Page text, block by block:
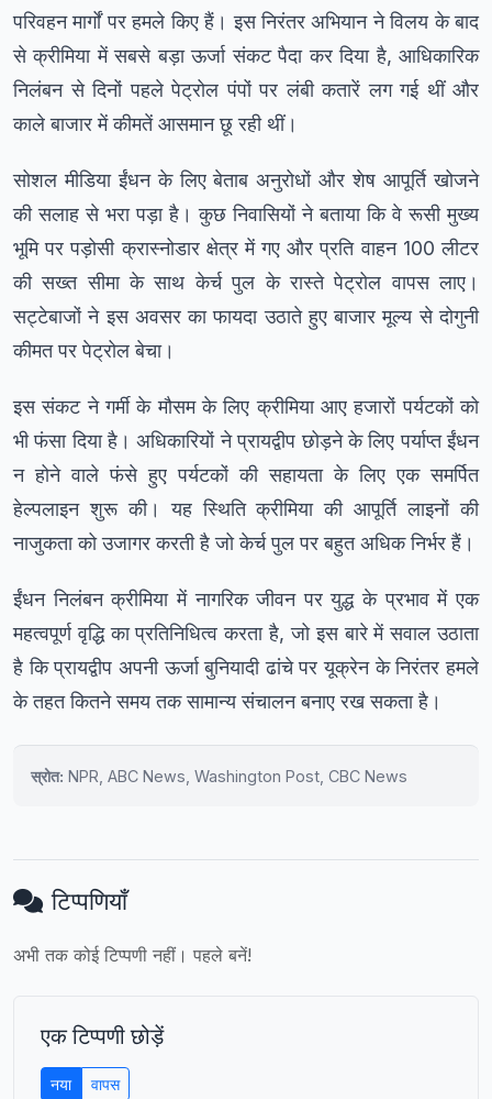
परिवहन मार्गों पर हमले किए हैं। इस निरंतर अभियान ने विलय के बाद
से क्रीमिया में सबसे बड़ा ऊर्जा संकट पैदा कर दिया है, आधिकारिक
निलंबन से दिनों पहले पेट्रोल पंपों पर लंबी कतारें लग गई थीं और
काले बाजार में कीमतें आसमान छू रही थीं।
सोशल मीडिया ईंधन के लिए बेताब अनुरोधों और शेष आपूर्ति खोजने
की सलाह से भरा पड़ा है। कुछ निवासियों ने बताया कि वे रूसी मुख्य
भूमि पर पड़ोसी क्रास्नोडार क्षेत्र में गए और प्रति वाहन 100 लीटर
की सख्त सीमा के साथ केर्च पुल के रास्ते पेट्रोल वापस लाए।
सट्टेबाजों ने इस अवसर का फायदा उठाते हुए बाजार मूल्य से दोगुनी
कीमत पर पेट्रोल बेचा।
इस संकट ने गर्मी के मौसम के लिए क्रीमिया आए हजारों पर्यटकों को
भी फंसा दिया है। अधिकारियों ने प्रायद्वीप छोड़ने के लिए पर्याप्त ईंधन
न होने वाले फंसे हुए पर्यटकों की सहायता के लिए एक समर्पित
हेल्पलाइन शुरू की। यह स्थिति क्रीमिया की आपूर्ति लाइनों की
नाजुकता को उजागर करती है जो केर्च पुल पर बहुत अधिक निर्भर हैं।
ईंधन निलंबन क्रीमिया में नागरिक जीवन पर युद्ध के प्रभाव में एक
महत्वपूर्ण वृद्धि का प्रतिनिधित्व करता है, जो इस बारे में सवाल उठाता
है कि प्रायद्वीप अपनी ऊर्जा बुनियादी ढांचे पर यूक्रेन के निरंतर हमले
के तहत कितने समय तक सामान्य संचालन बनाए रख सकता है।
स्रोत: NPR, ABC News, Washington Post, CBC News
टिप्पणियाँ
अभी तक कोई टिप्पणी नहीं। पहले बनें!
एक टिप्पणी छोड़ें
नया वापस